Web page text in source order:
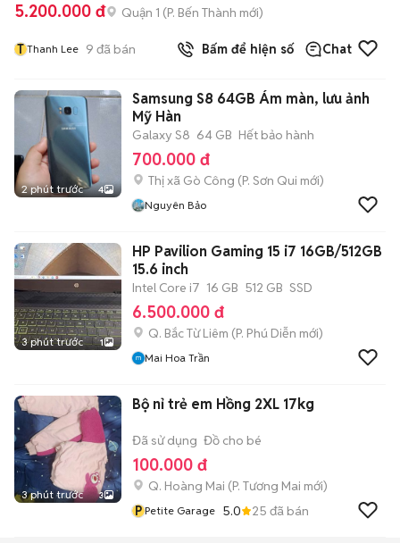
5.200.000 đ Quận 1 (P. Bến Thành mới)
T Thanh Lee 9 đã bán Bấm để hiện số Chat
2 phút trước 4
Samsung S8 64GB Ám màn, lưu ảnh
Mỹ Hàn
Galaxy S8 64 GB Hết bảo hành
700.000 đ
Thị xã Gò Công (P. Sơn Qui mới)
Nguyên Bảo
3 phút trước 1
HP Pavilion Gaming 15 i7 16GB/512GB
15.6 inch
Intel Core i7 16 GB 512 GB SSD
6.500.000 đ
Q. Bắc Từ Liêm (P. Phú Diễn mới)
Mai Hoa Trần
3 phút trước 3
Bộ nỉ trẻ em Hồng 2XL 17kg
Đã sử dụng Đồ cho bé
100.000 đ
Q. Hoàng Mai (P. Tương Mai mới)
P Petite Garage 5.0 25 đã bán